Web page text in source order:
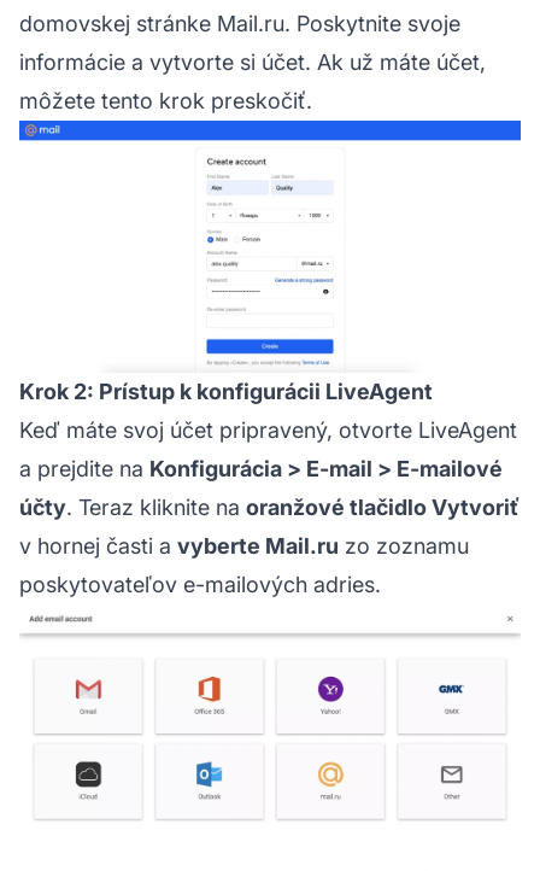
domovskej stránke Mail.ru. Poskytnite svoje
informácie a vytvorte si účet. Ak už máte účet,
môžete tento krok preskočiť.
Krok 2: Prístup k konfigurácii LiveAgent
Keď máte svoj účet pripravený, otvorte LiveAgent
a prejdite na Konfigurácia > E-mail > E-mailové
účty. Teraz kliknite na oranžové tlačidlo Vytvoriť
v hornej časti a vyberte Mail.ru zo zoznamu
poskytovateľov e-mailových adries.